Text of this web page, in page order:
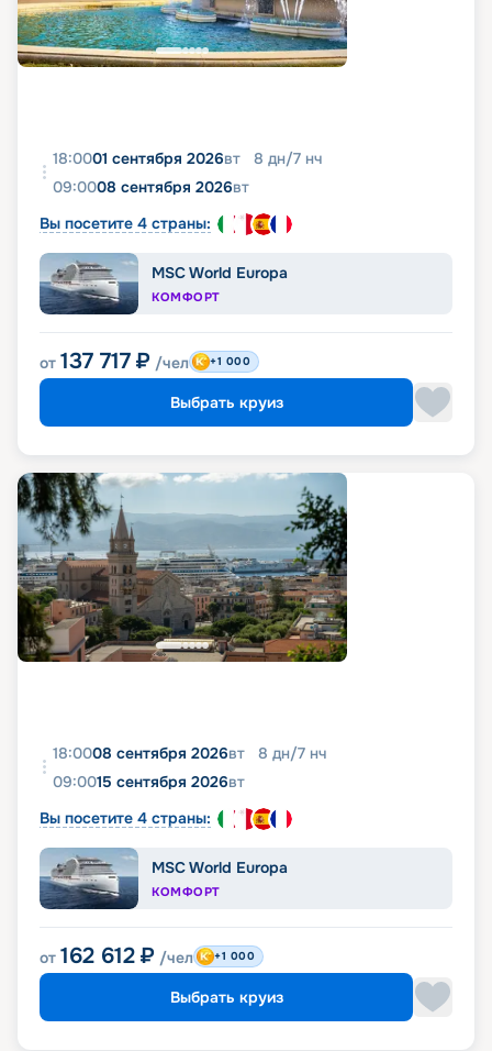
18:0001 сентября 2026вт 8 дн/7 нч
09:0008 сентября 2026вт
Вы посетите 4 страны:
MSC World Europa
КОМФОРТ
от 137 717 ₽ /чел +1 000
Выбрать круиз
18:0008 сентября 2026вт 8 дн/7 нч
09:0015 сентября 2026вт
Вы посетите 4 страны:
MSC World Europa
КОМФОРТ
от 162 612 ₽ /чел +1 000
Выбрать круиз